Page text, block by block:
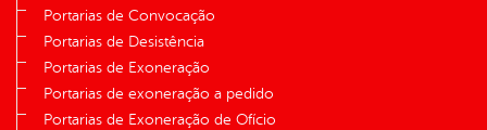
Portarias de Convocação
Portarias de Desistência
Portarias de Exoneração
Portarias de exoneração a pedido
Portarias de Exoneração de Ofício